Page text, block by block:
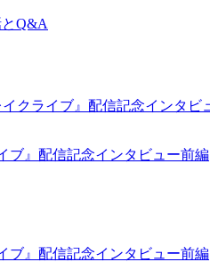
』配信記念インタビュー前編
』配信記念インタビュー前編